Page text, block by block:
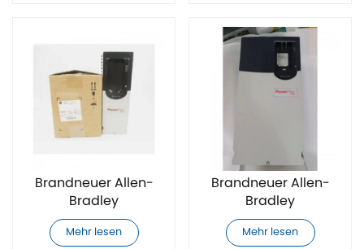
Brandneuer Allen-
Bradley
20F1ANF020AA0NNNNN
AC-Antrieb
Mehr lesen
Brandneuer Allen-
Bradley
20F1ANF020JN0NNNNN
AC-Antrieb
Mehr lesen